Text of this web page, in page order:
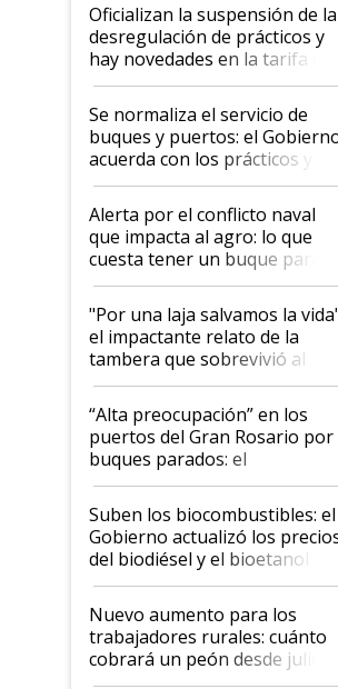
Oficializan la suspensión de la
desregulación de prácticos y
hay novedades en la tarifa de
la hidrovía
Se normaliza el servicio de
buques y puertos: el
acuerda con los prácticos y
suspende el decreto de
desregulación
Alerta por el conflicto naval
que impacta al agro: lo que
cuesta tener un buque parado
y el peligro de que Argentina
pase a ser "país sucio"
"Por una laja salvamos la
el impactante relato de la
tambera que sobrevivió al
tornado
“Alta preocupación” en los
puertos del Gran Rosario por
buques parados: el
funcionamiento de las
exportadoras en tensión tras
la medida de fuerza de los
prácticos
Suben los biocombustibles: el
Gobierno actualizó los
del biodiésel y el bioetanol
Nuevo aumento para los
trabajadores rurales: cuánto
cobrará un peón desde julio